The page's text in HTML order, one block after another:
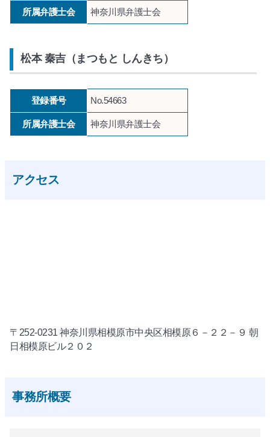
所属弁護士会 神奈川県弁護士会
松本 秦吉（まつもと しんきち）
登録番号 No.54663
所属弁護士会 神奈川県弁護士会
アクセス
〒252-0231 神奈川県相模原市中央区相模原６－２２－９ 朝
日相模原ビル２０２
事務所概要